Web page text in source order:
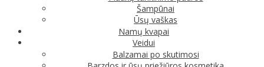
Šampūnai
Ūsų vaškas
Namų kvapai
Veidui
Balzamai po skutimosi